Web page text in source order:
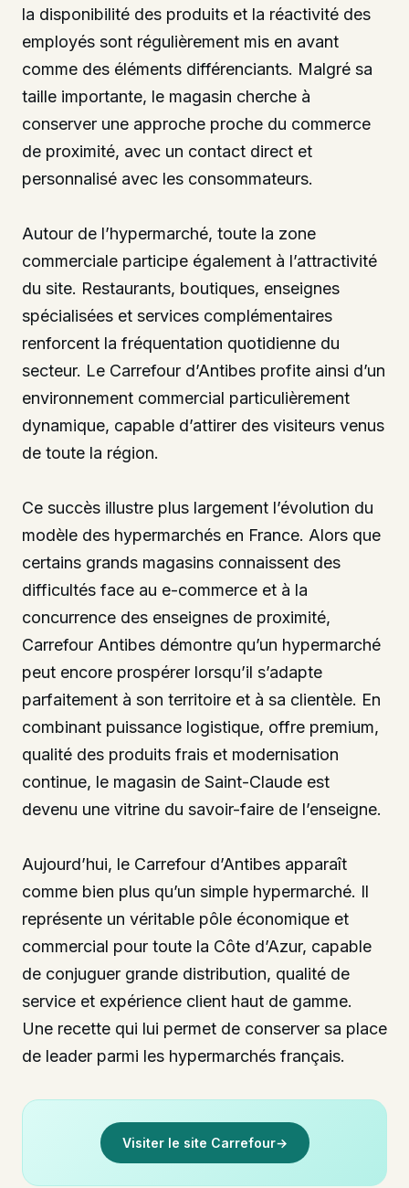
la disponibilité des produits et la réactivité des
employés sont régulièrement mis en avant
comme des éléments différenciants. Malgré sa
taille importante, le magasin cherche à
conserver une approche proche du commerce
de proximité, avec un contact direct et
personnalisé avec les consommateurs.
Autour de l’hypermarché, toute la zone
commerciale participe également à l’attractivité
du site. Restaurants, boutiques, enseignes
spécialisées et services complémentaires
renforcent la fréquentation quotidienne du
secteur. Le Carrefour d’Antibes profite ainsi d’un
environnement commercial particulièrement
dynamique, capable d’attirer des visiteurs venus
de toute la région.
Ce succès illustre plus largement l’évolution du
modèle des hypermarchés en France. Alors que
certains grands magasins connaissent des
difficultés face au e-commerce et à la
concurrence des enseignes de proximité,
Carrefour Antibes démontre qu’un hypermarché
peut encore prospérer lorsqu’il s’adapte
parfaitement à son territoire et à sa clientèle. En
combinant puissance logistique, offre premium,
qualité des produits frais et modernisation
continue, le magasin de Saint-Claude est
devenu une vitrine du savoir-faire de l’enseigne.
Aujourd’hui, le Carrefour d’Antibes apparaît
comme bien plus qu’un simple hypermarché. Il
représente un véritable pôle économique et
commercial pour toute la Côte d’Azur, capable
de conjuguer grande distribution, qualité de
service et expérience client haut de gamme.
Une recette qui lui permet de conserver sa place
de leader parmi les hypermarchés français.
Visiter le site Carrefour→